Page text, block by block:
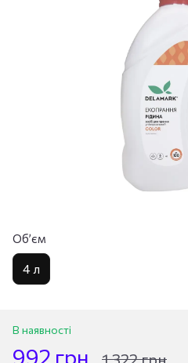
Обʼєм
4 л
В наявності
992 грн 1 322 грн